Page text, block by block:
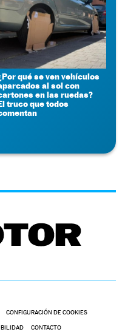
qué se ven vehículos
al sol con
en las ruedas?
truco que todos
CONFIGURACIÓN DE COOKIES
CONTACTO